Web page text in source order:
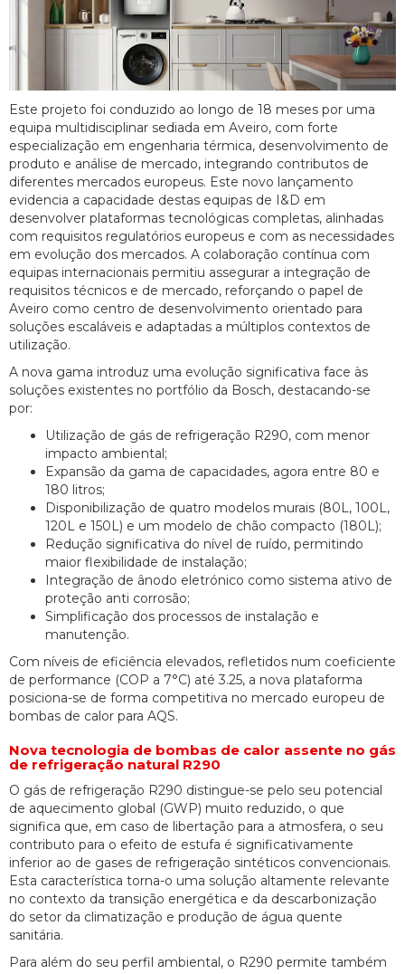
Este projeto foi conduzido ao longo de 18 meses por uma
equipa multidisciplinar sediada em Aveiro, com forte
especialização em engenharia térmica, desenvolvimento de
produto e análise de mercado, integrando contributos de
diferentes mercados europeus. Este novo lançamento
evidencia a capacidade destas equipas de I&D em
desenvolver plataformas tecnológicas completas, alinhadas
com requisitos regulatórios europeus e com as necessidades
em evolução dos mercados. A colaboração contínua com
equipas internacionais permitiu assegurar a integração de
requisitos técnicos e de mercado, reforçando o papel de
Aveiro como centro de desenvolvimento orientado para
soluções escaláveis e adaptadas a múltiplos contextos de
utilização.
A nova gama introduz uma evolução significativa face às
soluções existentes no portfólio da Bosch, destacando-se
por:
Utilização de gás de refrigeração R290, com menor
impacto ambiental;
Expansão da gama de capacidades, agora entre 80 e
180 litros;
Disponibilização de quatro modelos murais (80L, 100L,
120L e 150L) e um modelo de chão compacto (180L);
Redução significativa do nível de ruído, permitindo
maior flexibilidade de instalação;
Integração de ânodo eletrónico como sistema ativo de
proteção anti corrosão;
Simplificação dos processos de instalação e
manutenção.
Com níveis de eficiência elevados, refletidos num coeficiente
de performance (COP a 7°C) até 3.25, a nova plataforma
posiciona-se de forma competitiva no mercado europeu de
bombas de calor para AQS.
Nova tecnologia de bombas de calor assente no gás
de refrigeração natural R290
O gás de refrigeração R290 distingue-se pelo seu potencial
de aquecimento global (GWP) muito reduzido, o que
significa que, em caso de libertação para a atmosfera, o seu
contributo para o efeito de estufa é significativamente
inferior ao de gases de refrigeração sintéticos convencionais.
Esta característica torna-o uma solução altamente relevante
no contexto da transição energética e da descarbonização
do setor da climatização e produção de água quente
sanitária.
Para além do seu perfil ambiental, o R290 permite também